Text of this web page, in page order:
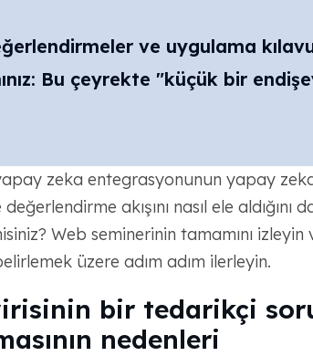
ve uygulama
Bu çeyrekte "küçük bir
zeka entegrasyonunun yapay zeka
akışını nasıl ele aldığını
Web seminerinin tamamını
üzere adım adım ilerleyin.
bir tedarikçi
nedenleri